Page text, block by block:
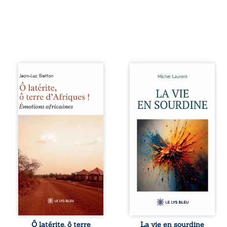
Ô latérite, ô terre
d’Afriques ! est un
poétique et
authentique aux
paysages, aux
émotions brutes
d’un continent en
entre traditions et
modernité. Des
souvenirs intimes
– la pluie à
Namoungou, le
baobab de
Zagtouli – aux
portraits
Ô latérite, ô terre
Nina et Pierre se
très jeunes,
presque par
hasard, et se sont
aimés simplement,
persuadés que la
présence de
l’autre suffirait. Ils
mènent une
existence
modeste, rythmée
par le travail, la
fatigue et les
silences. La mort
de la mère de
vivent, fragilise un
La vie en sourdine